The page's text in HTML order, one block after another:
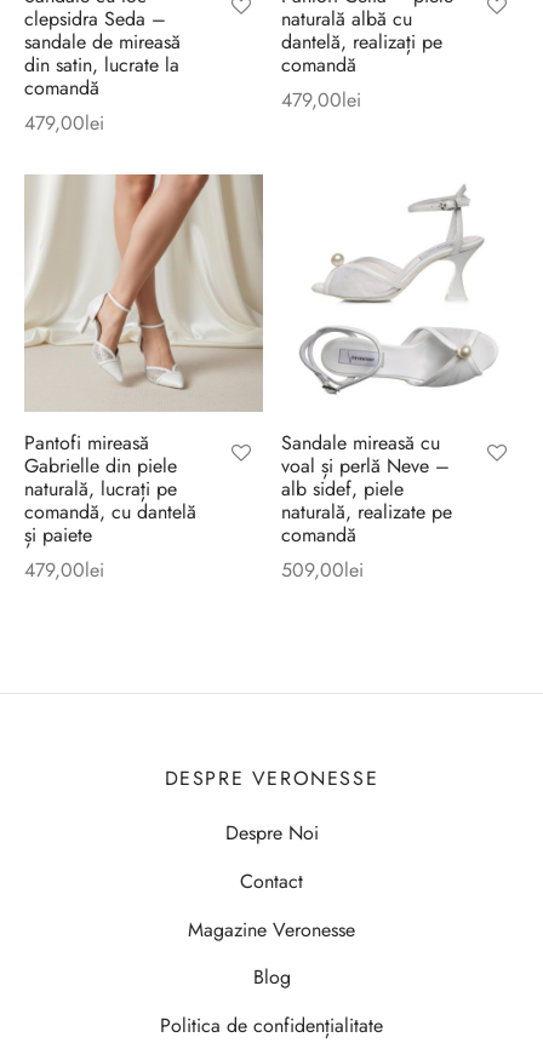
clepsidra Seda –
sandale de mireasă
din satin, lucrate la
comandă
479,00lei
naturală albă cu
dantelă, realizați pe
comandă
479,00lei
Pantofi mireasă
Gabrielle din piele
naturală, lucrați pe
comandă, cu dantelă
și paiete
479,00lei
Sandale mireasă cu
voal și perlă Neve –
alb sidef, piele
naturală, realizate pe
comandă
509,00lei
DESPRE VERONESSE
Despre Noi
Contact
Magazine Veronesse
Blog
Politica de confidențialitate